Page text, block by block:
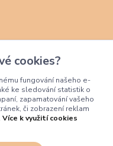
cookies?
fungování našeho e-
ke sledování statistik o
zapamatování vašeho
či zobrazení reklam
Více k využití cookies